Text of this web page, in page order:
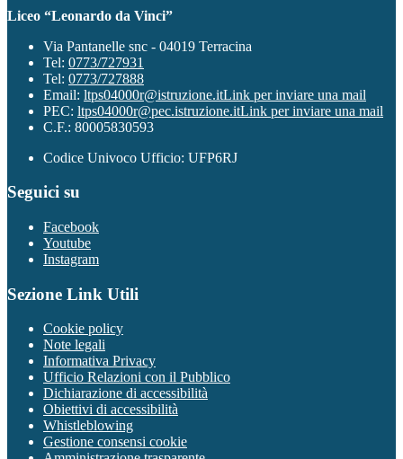
Liceo “Leonardo da Vinci”
Via Pantanelle snc - 04019 Terracina
Tel: 0773/727931
Tel: 0773/727888
Email: ltps04000r@istruzione.itLink per inviare una mail
PEC: ltps04000r@pec.istruzione.itLink per inviare una mail
C.F.: 80005830593
Codice Univoco Ufficio: UFP6RJ
Seguici su
Facebook
Youtube
Instagram
Sezione Link Utili
Cookie policy
Note legali
Informativa Privacy
Ufficio Relazioni con il Pubblico
Dichiarazione di accessibilità
Obiettivi di accessibilità
Whistleblowing
Gestione consensi cookie